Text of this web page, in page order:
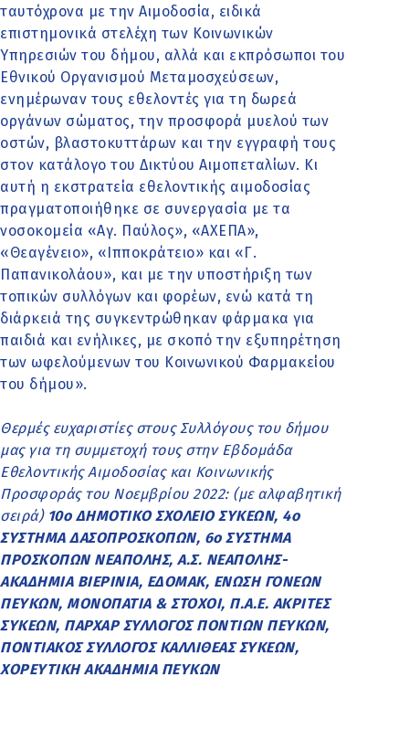
ταυτόχρονα με την Αιμοδοσία, ειδικά
επιστημονικά στελέχη των Κοινωνικών
Υπηρεσιών του δήμου, αλλά και εκπρόσωποι του
Εθνικού Οργανισμού Μεταμοσχεύσεων,
ενημέρωναν τους εθελοντές για τη δωρεά
οργάνων σώματος, την προσφορά μυελού των
οστών, βλαστοκυττάρων και την εγγραφή τους
στον κατάλογο του Δικτύου Αιμοπεταλίων. Κι
αυτή η εκστρατεία εθελοντικής αιμοδοσίας
πραγματοποιήθηκε σε συνεργασία με τα
νοσοκομεία «Αγ. Παύλος», «ΑΧΕΠΑ»,
«Θεαγένειο», «Ιπποκράτειο» και «Γ.
Παπανικολάου», και με την υποστήριξη των
τοπικών συλλόγων και φορέων, ενώ κατά τη
διάρκειά της συγκεντρώθηκαν φάρμακα για
παιδιά και ενήλικες, με σκοπό την εξυπηρέτηση
των ωφελούμενων του Κοινωνικού Φαρμακείου
του δήμου».
Θερμές ευχαριστίες στους Συλλόγους του δήμου
μας για τη συμμετοχή τους στην Εβδομάδα
Εθελοντικής Αιμοδοσίας και Κοινωνικής
Προσφοράς του Νοεμβρίου 2022: (με αλφαβητική
σειρά) 10ο ΔΗΜΟΤΙΚΟ ΣΧΟΛΕΙΟ ΣΥΚΕΩΝ, 4ο
ΣΥΣΤΗΜΑ ΔΑΣΟΠΡΟΣΚΟΠΩΝ, 6ο ΣΥΣΤΗΜΑ
ΠΡΟΣΚΟΠΩΝ ΝΕΑΠΟΛΗΣ, Α.Σ. ΝΕΑΠΟΛΗΣ-
ΑΚΑΔΗΜΙΑ ΒΙΕΡΙΝΙΑ, ΕΔΟΜΑΚ, ΕΝΩΣΗ ΓΟΝΕΩΝ
ΠΕΥΚΩΝ, ΜΟΝΟΠΑΤΙΑ & ΣΤΟΧΟΙ, Π.Α.Ε. ΑΚΡΙΤΕΣ
ΣΥΚΕΩΝ, ΠΑΡΧΑΡ ΣΥΛΛΟΓΟΣ ΠΟΝΤΙΩΝ ΠΕΥΚΩΝ,
ΠΟΝΤΙΑΚΟΣ ΣΥΛΛΟΓΟΣ ΚΑΛΛΙΘΕΑΣ ΣΥΚΕΩΝ,
ΧΟΡΕΥΤΙΚΗ ΑΚΑΔΗΜΙΑ ΠΕΥΚΩΝ